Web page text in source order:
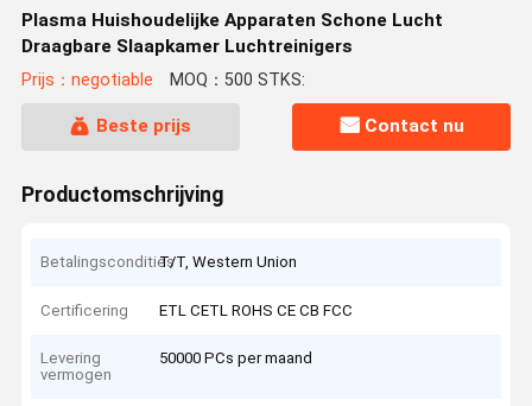
Plasma Huishoudelijke Apparaten Schone Lucht
Draagbare Slaapkamer Luchtreinigers
Prijs：negotiable MOQ：500 STKS:
Beste prijs Contact nu
Productomschrijving
BetalingsconditiesT/T, Western Union
Certificering ETL CETL ROHS CE CB FCC
Levering
vermogen
50000 PCs per maand